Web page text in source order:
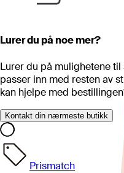
Lurer du på noe mer?
Lurer du på mulighetene
passer inn med resten av
kan hjelpe med
Kontakt din nærmeste butikk
Prismatch